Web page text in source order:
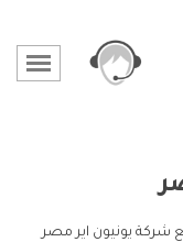
يونيون اير مصر